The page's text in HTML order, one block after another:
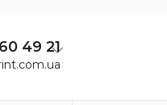
49 21